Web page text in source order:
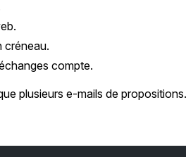
créneau.
compte.
plusieurs e-mails de propositions.